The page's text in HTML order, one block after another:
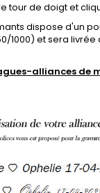
tour de doigt et
dispose d'un
1000) et sera livrée
alliances de